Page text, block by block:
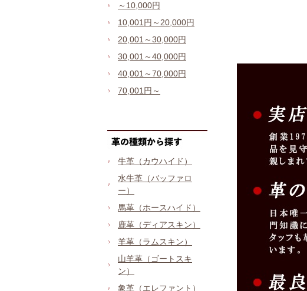
～10,000円
10,001円～20,000円
20,001～30,000円
30,001～40,000円
40,001～70,000円
70,001円～
牛革（カウハイド）
水牛革（バッファロ
ー）
馬革（ホースハイド）
鹿革（ディアスキン）
羊革（ラムスキン）
山羊革（ゴートスキ
ン）
象革（エレファント）